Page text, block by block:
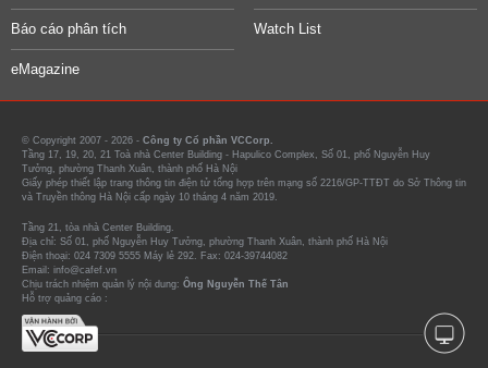
Báo cáo phân tích Watch List
eMagazine
© Copyright 2007 - 2026 - Công ty Cổ phần VCCorp.
Tầng 17, 19, 20, 21 Toà nhà Center Building - Hapulico Complex, Số 01, phố Nguyễn Huy
Tưởng, phường Thanh Xuân, thành phố Hà Nội
Giấy phép thiết lập trang thông tin điện tử tổng hợp trên mạng số 2216/GP-TTĐT do Sở Thông tin
và Truyền thông Hà Nội cấp ngày 10 tháng 4 năm 2019.
Tầng 21, tòa nhà Center Building.
Địa chỉ: Số 01, phố Nguyễn Huy Tưởng, phường Thanh Xuân, thành phố Hà Nội
Điện thoại: 024 7309 5555 Máy lẻ 292. Fax: 024-39744082
Email: info@cafef.vn
Chịu trách nhiệm quản lý nội dung: Ông Nguyễn Thế Tân
Hỗ trợ quảng cáo :